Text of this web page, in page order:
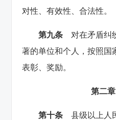
对性、有效性、合法性。
第九条 对在矛盾纠
著的单位和个人，按照国
表彰、奖励。
第二
第十条 县级以上人